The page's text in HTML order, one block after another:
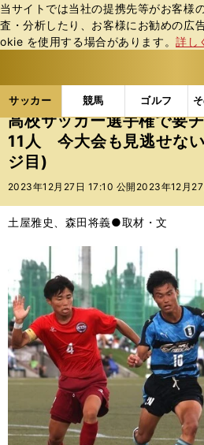
当サイトでは当社の提携先等がお客様
査・分析したり、お客様にお勧めの広
okie を使⽤する場合があります。詳し
サッカー 競馬 ゴルフ
ス
ポ
ル
テ
ー
バ
サッカーの記事一覧 Jリー
高校サッカー選手権で要
11人 今大会も見逃せな
ジ目)
2023年12月27日 17:10 公開 2023年12月
土屋雅史、森田将義●取材・文